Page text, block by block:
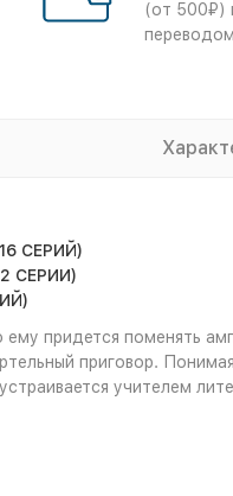
(от 500₽)
СЕРИЙ)
СЕРИИ)
придется поменять
приговор.
учителем